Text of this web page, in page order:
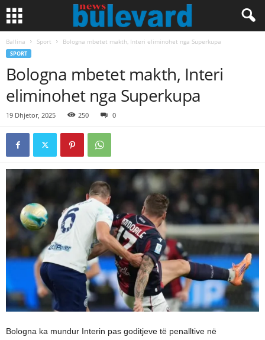
Ballina Sport Bologna mbetet makth, Interi eliminohet nga Superkupa
SPORT
Bologna mbetet makth, Interi
eliminohet nga Superkupa
19 Dhjetor, 2025 250 0
Bologna ka mundur Interin pas goditjeve të penalltive në